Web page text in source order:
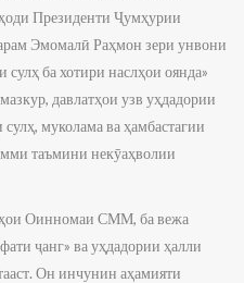
Президенти Ҷумҳурии
Эмомалӣ Раҳмон зери унвони
ба хотири наслҳои оянда»
давлатҳои узв уҳдадории
муколама ва ҳамбастагии
таъмини некӯаҳволии
Оинномаи СММ, ба вежа
ҷанг» ва уҳдадории ҳалли
Он инчунин аҳамияти